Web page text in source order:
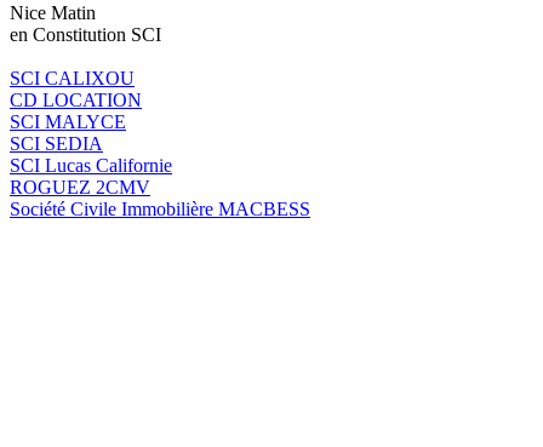
Nice Matin
en Constitution SCI
SCI CALIXOU
CD LOCATION
SCI MALYCE
SCI SEDIA
SCI Lucas Californie
ROGUEZ 2CMV
Société Civile Immobilière MACBESS